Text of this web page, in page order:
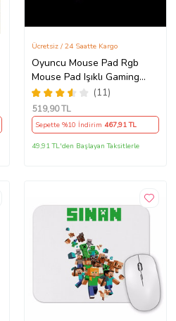
Oyuncu Mouse Pad Rgb
Mouse Pad Işıklı Gaming
80x30 (Siyah) (11)
Ücretsiz / 24 Saatte Kargo
519,90 TL
Sepette %10 İndirim 467,91 TL
49,91 TL'den Başlayan Taksitlerle